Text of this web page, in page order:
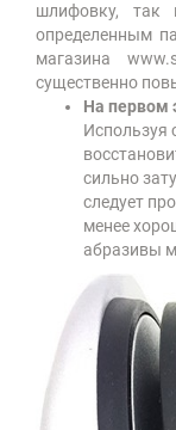
шлифовку, так
определенным
магазина
существенно
На первом
Используя
сильно
следует
менее
абразивы